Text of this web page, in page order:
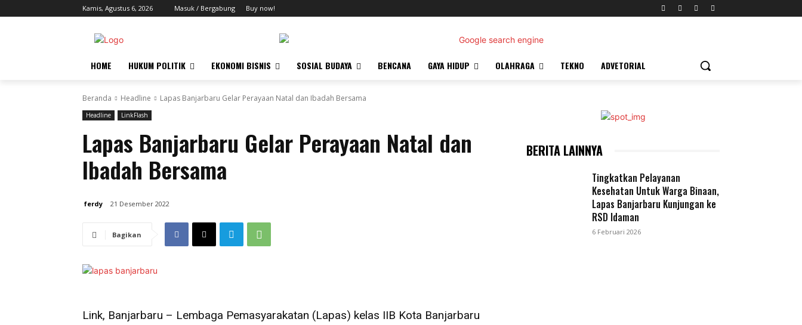
Kamis, Agustus 6, 2026 Masuk / Bergabung Buy now!
HOME HUKUM POLITIK EKONOMI BISNIS SOSIAL BUDAYA BENCANA GAYA HIDUP OLAHRAGA TEKNO ADVETORIAL
Beranda Headline Lapas Banjarbaru Gelar Perayaan Natal dan Ibadah Bersama
Headline LinkFlash
Lapas Banjarbaru Gelar Perayaan Natal dan
Ibadah Bersama
ferdy 21 Desember 2022
Bagikan
Link, Banjarbaru – Lembaga Pemasyarakatan (Lapas) kelas IIB Kota Banjarbaru
BERITA LAINNYA
Tingkatkan Pelayanan
Kesehatan Untuk Warga Binaan,
Lapas Banjarbaru Kunjungan ke
RSD Idaman
6 Februari 2026